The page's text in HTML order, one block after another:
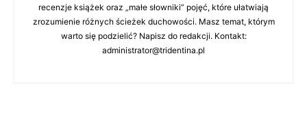
recenzje książek oraz „małe słowniki” pojęć, które ułatwiają
zrozumienie różnych ścieżek duchowości. Masz temat, którym
warto się podzielić? Napisz do redakcji. Kontakt:
administrator@tridentina.pl